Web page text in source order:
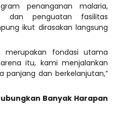
penanganan malaria,
dan penguatan fasilitas
ikut dirasakan langsung
merupakan fondasi utama
itu, kami menjalankan
panjang dan berkelanjutan,”
Banyak Harapan